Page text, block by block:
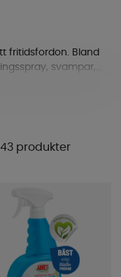
fritidsfordon. Bland
svampar,
och mycket mer.
produkter